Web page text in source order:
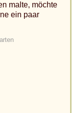
malte, möchte
ein paar